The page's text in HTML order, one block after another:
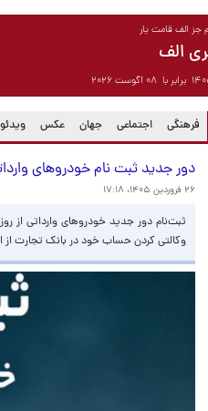
جز الف قامت یار
الف
فرهنگی اجتماعی جهان عکس ویدئو
دور جدید ثبت نام خودروهای وارداتی با
۲۶ فروردین ۱۴۰۵، ۱۷:۱۸
وکالتی کردن حساب خود در بانک تجارت